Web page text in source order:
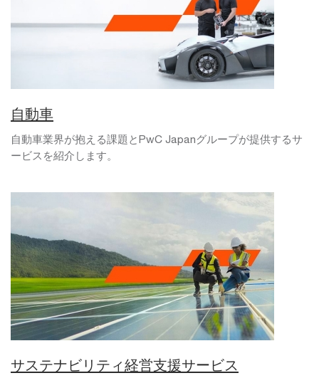
自動車
自動車業界が抱える課題とPwC Japanグループが提供するサ
ービスを紹介します。
サステナビリティ経営支援サービス